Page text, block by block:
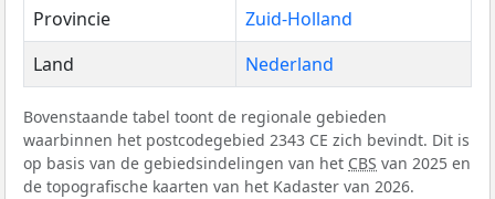
Provincie
Zuid-Holland
Land
Nederland
Bovenstaande tabel toont de regionale gebieden
waarbinnen het postcodegebied 2343 CE zich bevindt. Dit is
op basis van de gebiedsindelingen van het CBS van 2025 en
de topografische kaarten van het Kadaster van 2026.